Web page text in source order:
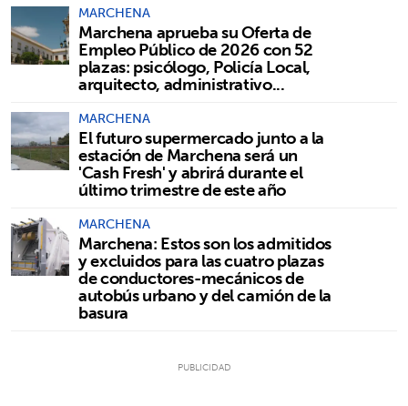
MARCHENA
Marchena aprueba su Oferta de
Empleo Público de 2026 con 52
plazas: psicólogo, Policía Local,
arquitecto, administrativo...
MARCHENA
El futuro supermercado junto a la
estación de Marchena será un
'Cash Fresh' y abrirá durante el
último trimestre de este año
MARCHENA
Marchena: Estos son los admitidos
y excluidos para las cuatro plazas
de conductores-mecánicos de
autobús urbano y del camión de la
basura